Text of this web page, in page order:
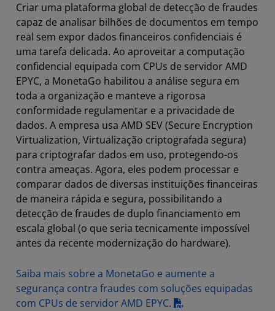
Criar uma plataforma global de detecção de fraudes
capaz de analisar bilhões de documentos em tempo
real sem expor dados financeiros confidenciais é
uma tarefa delicada. Ao aproveitar a computação
confidencial equipada com CPUs de servidor AMD
EPYC, a MonetaGo habilitou a análise segura em
toda a organização e manteve a rigorosa
conformidade regulamentar e a privacidade de
dados. A empresa usa AMD SEV (Secure Encryption
Virtualization, Virtualização criptografada segura)
para criptografar dados em uso, protegendo-os
contra ameaças. Agora, eles podem processar e
comparar dados de diversas instituições financeiras
de maneira rápida e segura, possibilitando a
detecção de fraudes de duplo financiamento em
escala global (o que seria tecnicamente impossível
antes da recente modernização do hardware).
Saiba mais sobre a MonetaGo e aumente a
segurança contra fraudes com soluções equipadas
com CPUs de servidor AMD EPYC.